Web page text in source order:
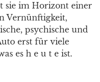
sie im Horizont einer
Vernünftigkeit,
psychische und
erst für viele
es h e u t e ist.